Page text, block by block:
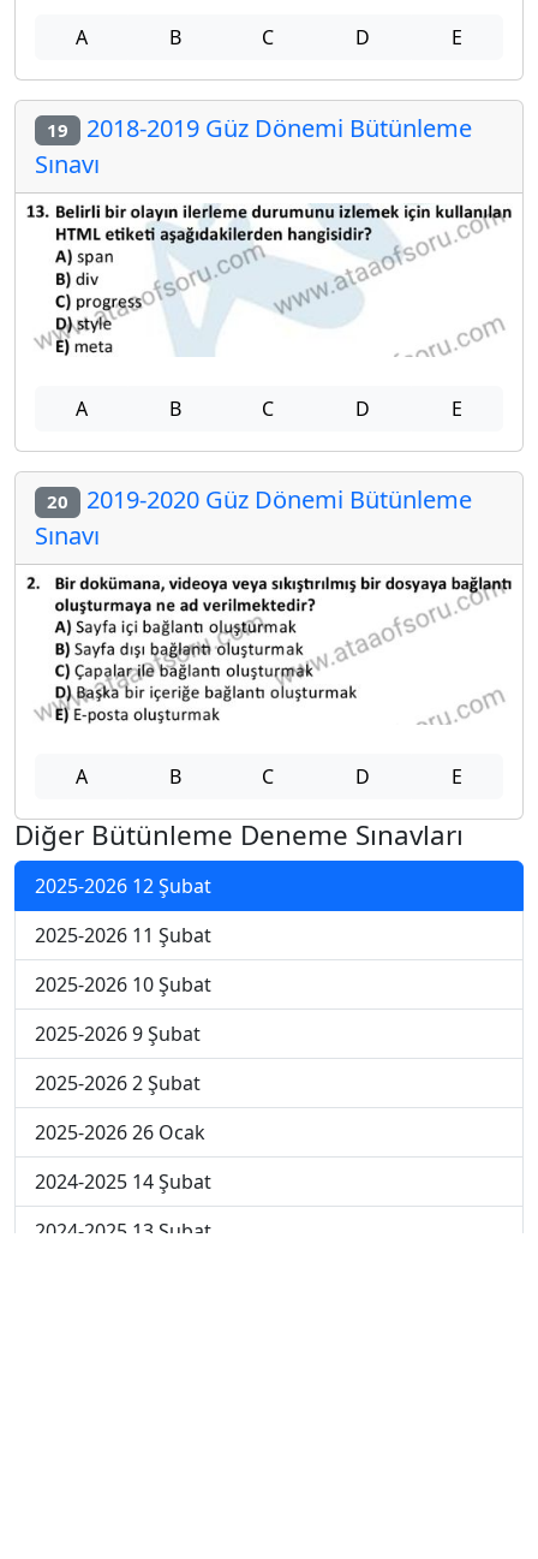
A B C D E
19 2018-2019 Güz Dönemi Bütünleme
Sınavı
A B C D E
20 2019-2020 Güz Dönemi Bütünleme
Sınavı
A B C D E
Diğer Bütünleme Deneme Sınavları
2025-2026 12 Şubat
2025-2026 11 Şubat
2025-2026 10 Şubat
2025-2026 9 Şubat
2025-2026 2 Şubat
2025-2026 26 Ocak
2024-2025 14 Şubat
2024-2025 13 Şubat